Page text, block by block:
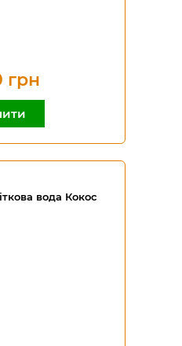
грн
вода Кокос